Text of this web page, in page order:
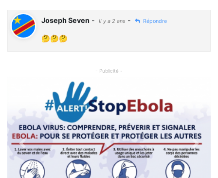
Joseph Seven - Il y a 2 ans - Répondre
🤔🤔🤔
- Publicité -
Previous Next